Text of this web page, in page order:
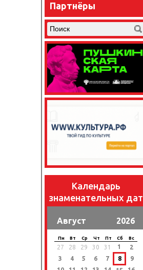
Партнёры
Календарь
знаменательных дат
Август 2026
Пн Вт Ср Чт Пт Сб Вс
27 28 29 30 31 1
2
3
4 5 6 7 8
9